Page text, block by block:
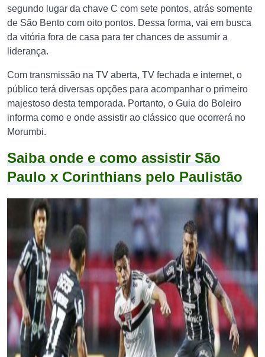
segundo lugar da chave C com sete pontos, atrás somente
de São Bento com oito pontos. Dessa forma, vai em busca
da vitória fora de casa para ter chances de assumir a
liderança.
Com transmissão na TV aberta, TV fechada e internet, o
público terá diversas opções para acompanhar o primeiro
majestoso desta temporada. Portanto, o Guia do Boleiro
informa como e onde assistir ao clássico que ocorrerá no
Morumbi.
Saiba onde e como assistir São
Paulo x Corinthians pelo Paulistão